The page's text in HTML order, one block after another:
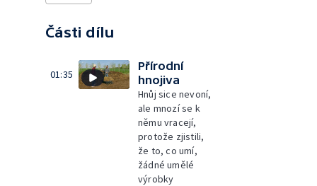
Části dílu
01:35
Přírodní
hnojiva
Hnůj sice nevoní,
ale mnozí se k
němu vracejí,
protože zjistili,
že to, co umí,
žádné umělé
výrobky